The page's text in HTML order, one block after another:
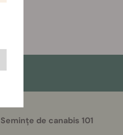
Semințe de canabis 101